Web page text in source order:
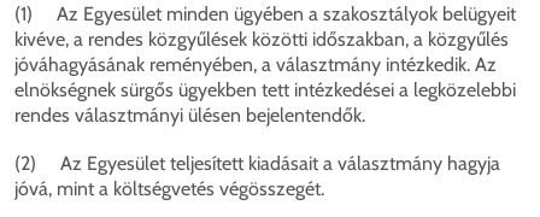
(1) Az Egyesület minden ügyében a szakosztályok belügyeit
kivéve, a rendes közgyűlések közötti időszakban, a közgyűlés
jóváhagyásának reményében, a választmány intézkedik. Az
elnökségnek sürgős ügyekben tett intézkedései a legközelebbi
rendes választmányi ülésen bejelentendők.
(2) Az Egyesület teljesített kiadásait a választmány hagyja
jóvá, mint a költségvetés végösszegét.